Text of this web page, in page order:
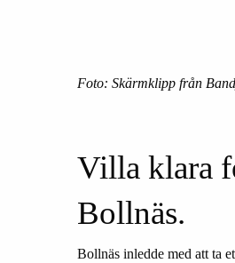
Foto: Skärmklipp från
Villa klara
Bollnäs.
Bollnäs inledde med att ta